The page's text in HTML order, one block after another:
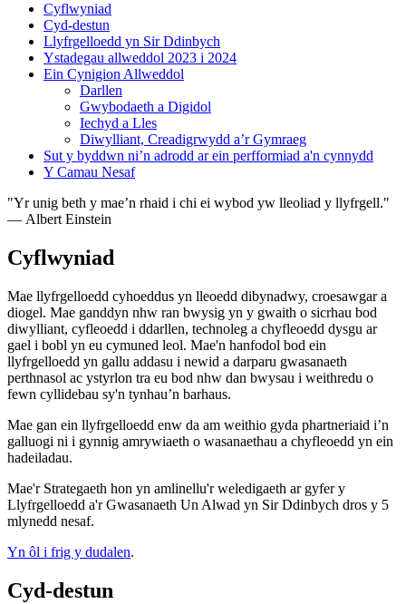
Cyflwyniad
Cyd-destun
Llyfrgelloedd yn Sir Ddinbych
Ystadegau allweddol 2023 i 2024
Ein Cynigion Allweddol
Darllen
Gwybodaeth a Digidol
Iechyd a Lles
Diwylliant, Creadigrwydd a’r Gymraeg
Sut y byddwn ni’n adrodd ar ein perfformiad a'n cynnydd
Y Camau Nesaf
"Yr unig beth y mae’n rhaid i chi ei wybod yw lleoliad y llyfrgell."
― Albert Einstein
Cyflwyniad
Mae llyfrgelloedd cyhoeddus yn lleoedd dibynadwy, croesawgar a
diogel. Mae ganddyn nhw ran bwysig yn y gwaith o sicrhau bod
diwylliant, cyfleoedd i ddarllen, technoleg a chyfleoedd dysgu ar
gael i bobl yn eu cymuned leol. Mae'n hanfodol bod ein
llyfrgelloedd yn gallu addasu i newid a darparu gwasanaeth
perthnasol ac ystyrlon tra eu bod nhw dan bwysau i weithredu o
fewn cyllidebau sy'n tynhau’n barhaus.
Mae gan ein llyfrgelloedd enw da am weithio gyda phartneriaid i’n
galluogi ni i gynnig amrywiaeth o wasanaethau a chyfleoedd yn ein
hadeiladau.
Mae'r Strategaeth hon yn amlinellu'r weledigaeth ar gyfer y
Llyfrgelloedd a'r Gwasanaeth Un Alwad yn Sir Ddinbych dros y 5
mlynedd nesaf.
Yn ôl i frig y dudalen.
Cyd-destun